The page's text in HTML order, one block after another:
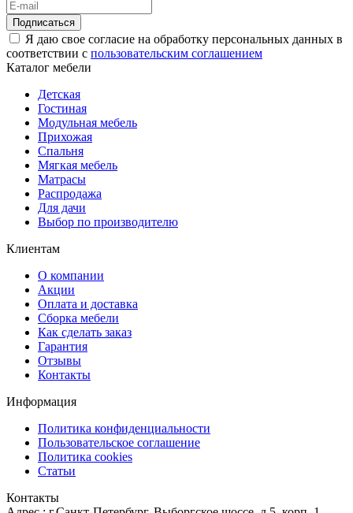
Подписаться
Я даю свое согласие на обработку персональных данных в
соответствии с пользовательским соглашением
Каталог мебели
Детская
Гостиная
Модульная мебель
Прихожая
Спальня
Мягкая мебель
Матрасы
Распродажа
Для дачи
Выбор по производителю
Клиентам
О компании
Акции
Оплата и доставка
Сборка мебели
Как сделать заказ
Гарантия
Отзывы
Контакты
Информация
Политика конфиденциальности
Пользовательское соглашение
Политика cookies
Статьи
Контакты